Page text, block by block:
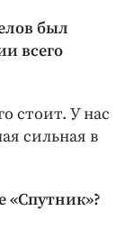
был
всего
стоит. У нас
сильная в
«Спутник»?